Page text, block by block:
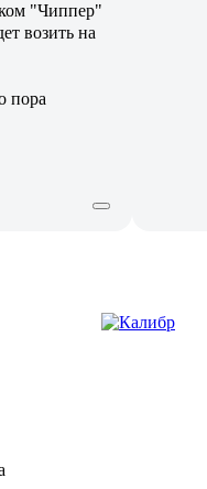
"Чиппер"
возить на
пора